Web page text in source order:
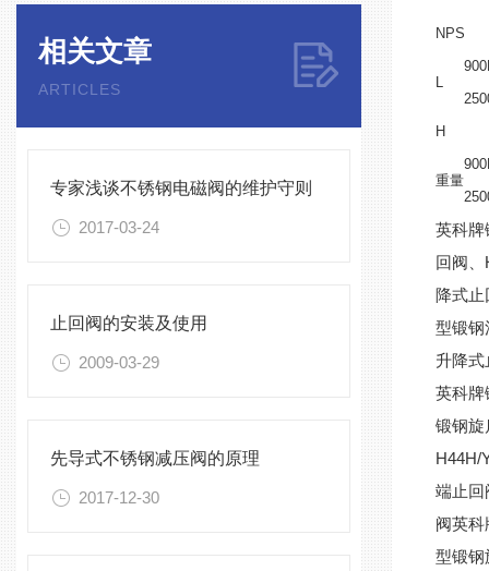
相关文章
ARTICLES
专家浅谈不锈钢电磁阀的维护守则
2017-03-24
止回阀的安装及使用
2009-03-29
先导式不锈钢减压阀的原理
2017-12-30
NPS
L
H
重量
英科牌
回阀
降式
型锻钢
升降
英科牌
锻钢旋
H44H/
端止回
阀英
型锻钢